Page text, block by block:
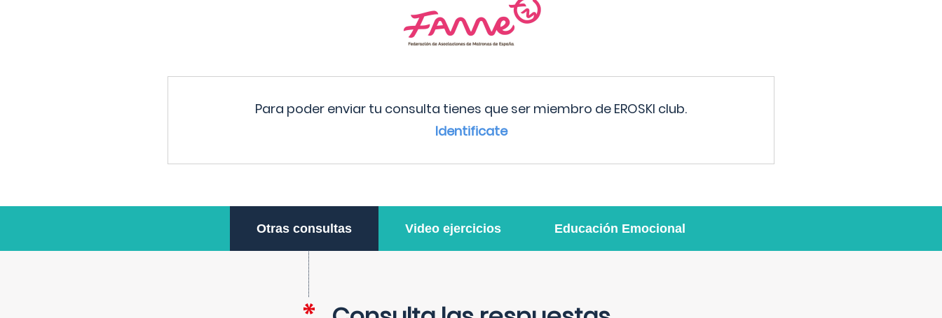
Para poder enviar tu consulta tienes que ser miembro de EROSKI club.
Identificate
Otras consultas Video ejercicios Educación Emocional